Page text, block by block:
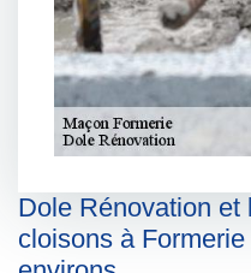
Dole Rénovation et
cloisons à